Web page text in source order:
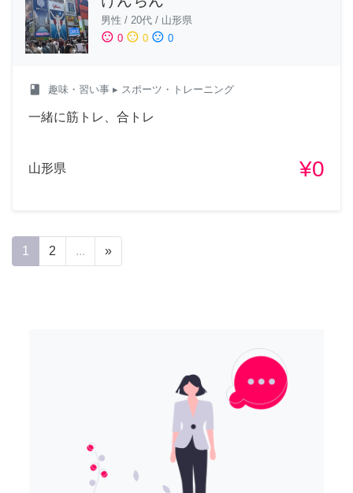
男性 / 20代 / 山形県
sentiment_satisfied 0 sentiment_neutral 0 sentiment_dissatisfied 0
class 趣味・習い事 ▸ スポーツ・トレーニング
一緒に筋トレ、合トレ
山形県 ¥0
1 2 ... »